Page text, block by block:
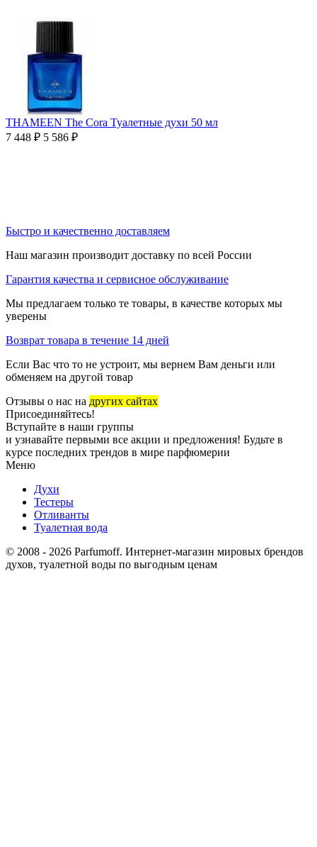
THAMEEN The Cora Туалетные духи 50 мл
7 448 ₽ 5 586 ₽
Быстро и качественно доставляем
Наш магазин производит доставку по всей России
Гарантия качества и сервисное обслуживание
Мы предлагаем только те товары, в качестве которых мы
уверены
Возврат товара в течение 14 дней
Если Вас что то не устроит, мы вернем Вам деньги или
обменяем на другой товар
Отзывы о нас на других сайтах
Присоединяйтесь!
Вступайте в наши группы
и узнавайте первыми все акции и предложения! Будьте в
курсе последних трендов в мире парфюмерии
Меню
Духи
Тестеры
Отливанты
Туалетная вода
© 2008 - 2026 Parfumoff. Интернет-магазин мировых брендов
духов, туалетной воды по выгодным ценам